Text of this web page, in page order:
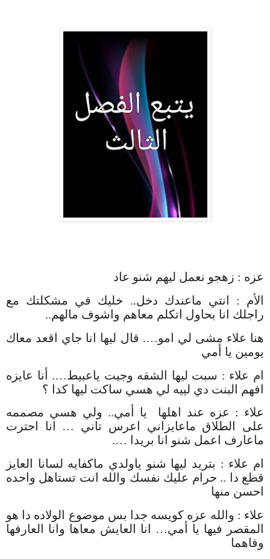
عزه : زهجو نعمل ليهم شنو عاد
الأم : انتي ماعندك دخل.. خليك في مشكلتك مع
راجلك انا بحاول اتكلم معاهم واشوف مالهم..
هنا علاء مشى لي امو…. قال ليها انا جاي اقعد معاك
يومين يا أمي
ام علاء : سبت ليها الشقه وجيت ياعبيط…. أنا عايزه
افهم البنت دي لييه لي هسي ساكت ليها كدا ؟
علاء : عزه عند اهلها يا أمي.. ولي هسي مصممه
على الطلاق ماعايزاني اعرس تاني
…
انا احترت
ماعارف اعمل شنو انا بريدا ….
ام علاء : بتريد ليها شنو ياولدي ماكفايه لسانا العايز
قطع دا .. حرام عليك نفسك والله انت تستاهل واحده
احسن منها
علاء : والله عزه كويسه جدا بس موضوع الولاده دا هو
المقصر فيها يا أمي…
انا العايش معاها وانا العارفها
وفاهما